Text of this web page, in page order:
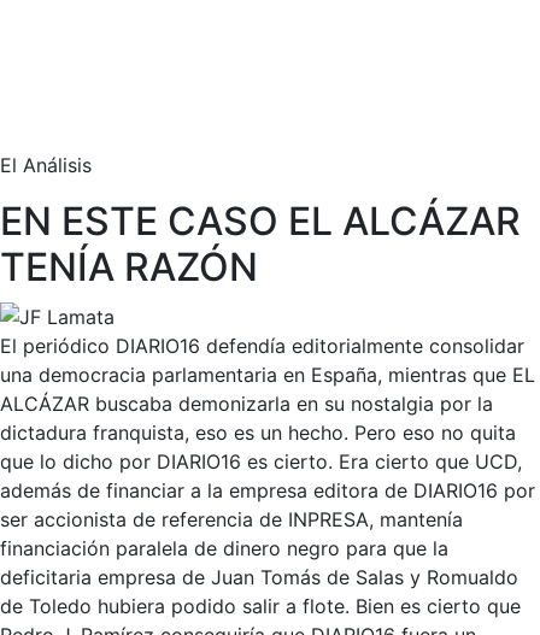
El Análisis
EN ESTE CASO EL ALCÁZAR
TENÍA RAZÓN
El periódico DIARIO16 defendía editorialmente consolidar
una democracia parlamentaria en España, mientras que EL
ALCÁZAR buscaba demonizarla en su nostalgia por la
dictadura franquista, eso es un hecho. Pero eso no quita
que lo dicho por DIARIO16 es cierto. Era cierto que UCD,
además de financiar a la empresa editora de DIARIO16 por
ser accionista de referencia de INPRESA, mantenía
financiación paralela de dinero negro para que la
deficitaria empresa de Juan Tomás de Salas y Romualdo
de Toledo hubiera podido salir a flote. Bien es cierto que